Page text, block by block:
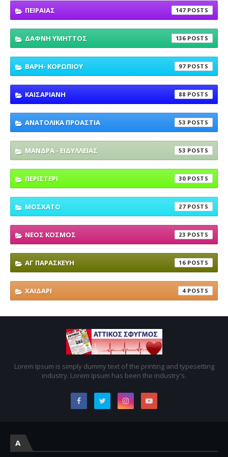
ΠΕΙΡΑΙΑΣ 147
ΔΑΦΝΗ ΥΜΗΤΤΟΣ 136
ΒΑΡΗ- ΚΟΡΩΠΙΟΥ 97
ΚΑΙΣΑΡΙΑΝΗ 88
ΑΝΑΤΟΛΙΚΑ ΠΡΟΑΣΤΙΑ 53
ΜΑΝΔΡΑ - ΕΙΔΥΛΛΕΙΑΣ 53
ΠΕΡΙΣΤΕΡΙ 30
ΜΟΣΧΑΤΟ 27
ΝΕΟΣ ΚΟΣΜΟΣ 23
ΑΓ ΠΑΡΑΣΚΕΥΗ 16
ΧΑΙΔΑΡΙ 4
Lorem Ipsum is simply dummy text of the printing and typesetting
industry. Lorem Ipsum has been the industry's.
A